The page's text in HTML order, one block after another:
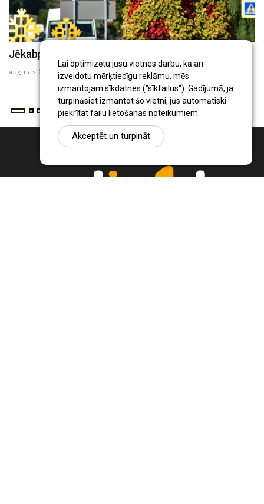
Lai optimizētu jūsu vietnes darbu, kā arī
izveidotu mērķtiecīgu reklāmu, mēs
izmantojam sīkdatnes ("sīkfailus"). Gadījumā, ja
turpināsiet izmantot šo vietni, jūs automātiski
piekrītat failu lietošanas noteikumiem.
Akceptēt un turpināt
Jēkabpils Radio1 ziņas 2026.gada 6.augustā
augusts 06 , 2026